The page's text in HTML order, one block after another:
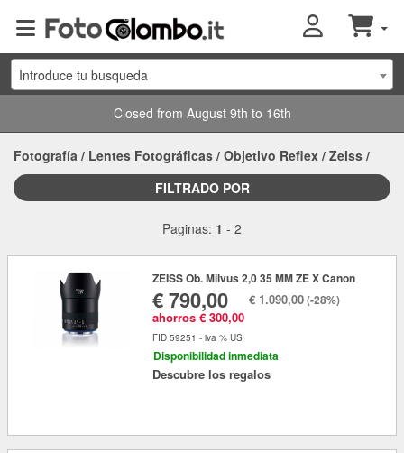
Introduce tu busqueda
Closed from August 9th to 16th
Fotografía / Lentes Fotográficas / Objetivo Reflex / Zeiss /
FILTRADO POR
Paginas: 1 - 2
ZEISS Ob. Milvus 2,0 35 MM ZE X Canon
€ 790,00
ahorros € 300,00
€ 1.090,00(-28%)
FID 59251 - iva % US
Disponibilidad inmediata
Descubre los regalos